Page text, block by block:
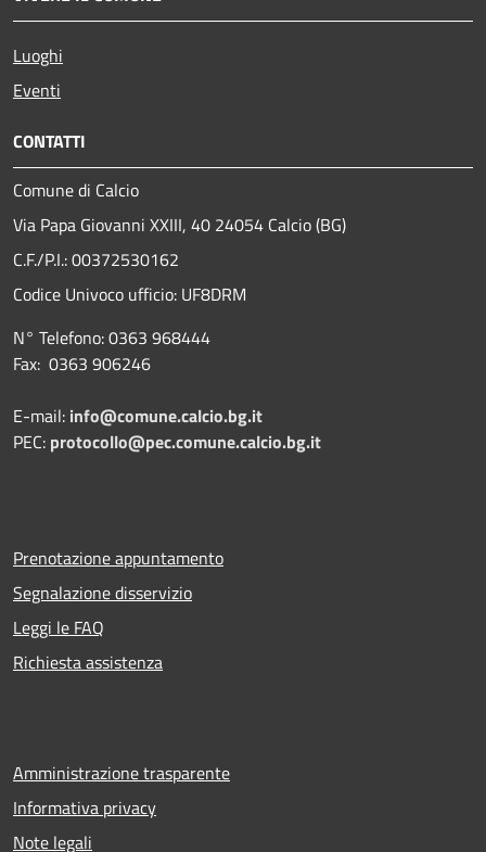
Luoghi
Eventi
CONTATTI
Comune di Calcio
Via Papa Giovanni XXIII, 40 24054 Calcio (BG)
C.F./P.I.: 00372530162
Codice Univoco ufficio: UF8DRM
N° Telefono: 0363 968444
Fax: 0363 906246
E-mail: info@comune.calcio.bg.it
PEC: protocollo@pec.comune.calcio.bg.it
Prenotazione appuntamento
Segnalazione disservizio
Leggi le FAQ
Richiesta assistenza
Amministrazione trasparente
Informativa privacy
Note legali